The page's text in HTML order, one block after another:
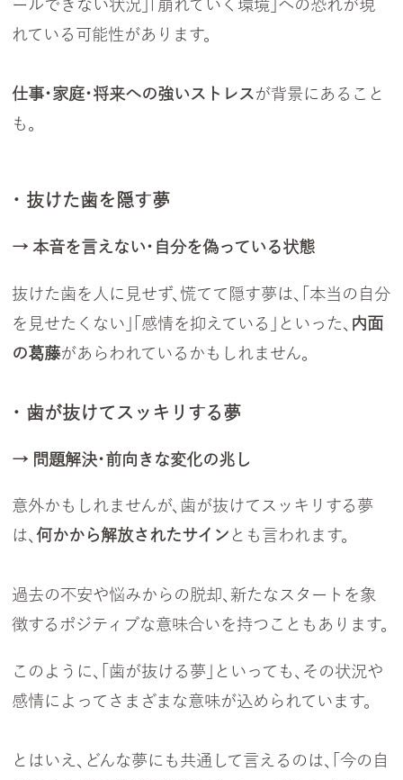
ールできない状況」「崩れていく環境」への恐れが現
れている可能性があります。
仕事・家庭・将来への強いストレスが背景にあること
も。
・ 抜けた歯を隠す夢
→ 本音を言えない・自分を偽っている状態
抜けた歯を人に見せず、慌てて隠す夢は、「本当の自分
を見せたくない」「感情を抑えている」といった、 内面
の葛藤があらわれているかもしれません。
・ 歯が抜けてスッキリする夢
→ 問題解決・前向きな変化の兆し
意外かもしれませんが、歯が抜けてスッキリする夢
は、 何かから解放されたサイン とも言われます。
過去の不安や悩みからの脱却、新たなスタートを象
徴するポジティブな意味合いを持つこともあります。
このように、「歯が抜ける夢」といっても、その状況や
感情によってさまざまな意味が込められています。
とはいえ、どんな夢にも共通して言えるのは、「今の自